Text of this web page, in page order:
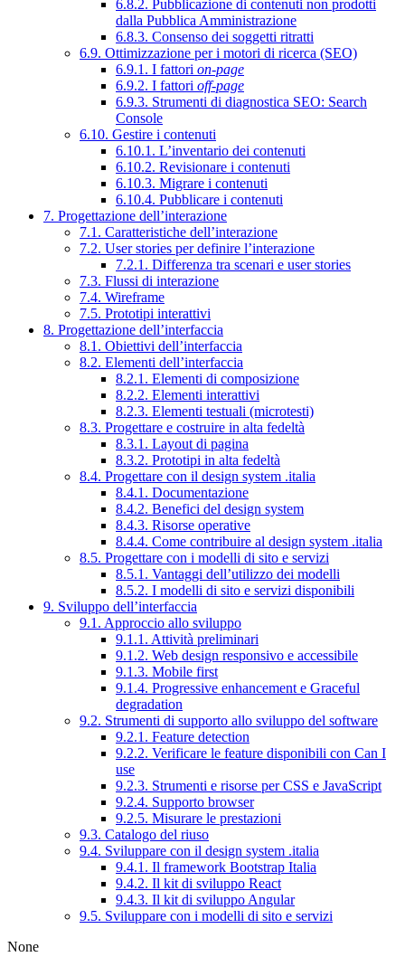
6.8.2. Pubblicazione di contenuti non prodotti
dalla Pubblica Amministrazione
6.8.3. Consenso dei soggetti ritratti
6.9. Ottimizzazione per i motori di ricerca (SEO)
6.9.1. I fattori on-page
6.9.2. I fattori off-page
6.9.3. Strumenti di diagnostica SEO: Search
Console
6.10. Gestire i contenuti
6.10.1. L’inventario dei contenuti
6.10.2. Revisionare i contenuti
6.10.3. Migrare i contenuti
6.10.4. Pubblicare i contenuti
7. Progettazione dell’interazione
7.1. Caratteristiche dell’interazione
7.2. User stories per definire l’interazione
7.2.1. Differenza tra scenari e user stories
7.3. Flussi di interazione
7.4. Wireframe
7.5. Prototipi interattivi
8. Progettazione dell’interfaccia
8.1. Obiettivi dell’interfaccia
8.2. Elementi dell’interfaccia
8.2.1. Elementi di composizione
8.2.2. Elementi interattivi
8.2.3. Elementi testuali (microtesti)
8.3. Progettare e costruire in alta fedeltà
8.3.1. Layout di pagina
8.3.2. Prototipi in alta fedeltà
8.4. Progettare con il design system .italia
8.4.1. Documentazione
8.4.2. Benefici del design system
8.4.3. Risorse operative
8.4.4. Come contribuire al design system .italia
8.5. Progettare con i modelli di sito e servizi
8.5.1. Vantaggi dell’utilizzo dei modelli
8.5.2. I modelli di sito e servizi disponibili
9. Sviluppo dell’interfaccia
9.1. Approccio allo sviluppo
9.1.1. Attività preliminari
9.1.2. Web design responsivo e accessibile
9.1.3. Mobile first
9.1.4. Progressive enhancement e Graceful
degradation
9.2. Strumenti di supporto allo sviluppo del software
9.2.1. Feature detection
9.2.2. Verificare le feature disponibili con Can I
use
9.2.3. Strumenti e risorse per CSS e JavaScript
9.2.4. Supporto browser
9.2.5. Misurare le prestazioni
9.3. Catalogo del riuso
9.4. Sviluppare con il design system .italia
9.4.1. Il framework Bootstrap Italia
9.4.2. Il kit di sviluppo React
9.4.3. Il kit di sviluppo Angular
9.5. Sviluppare con i modelli di sito e servizi
None